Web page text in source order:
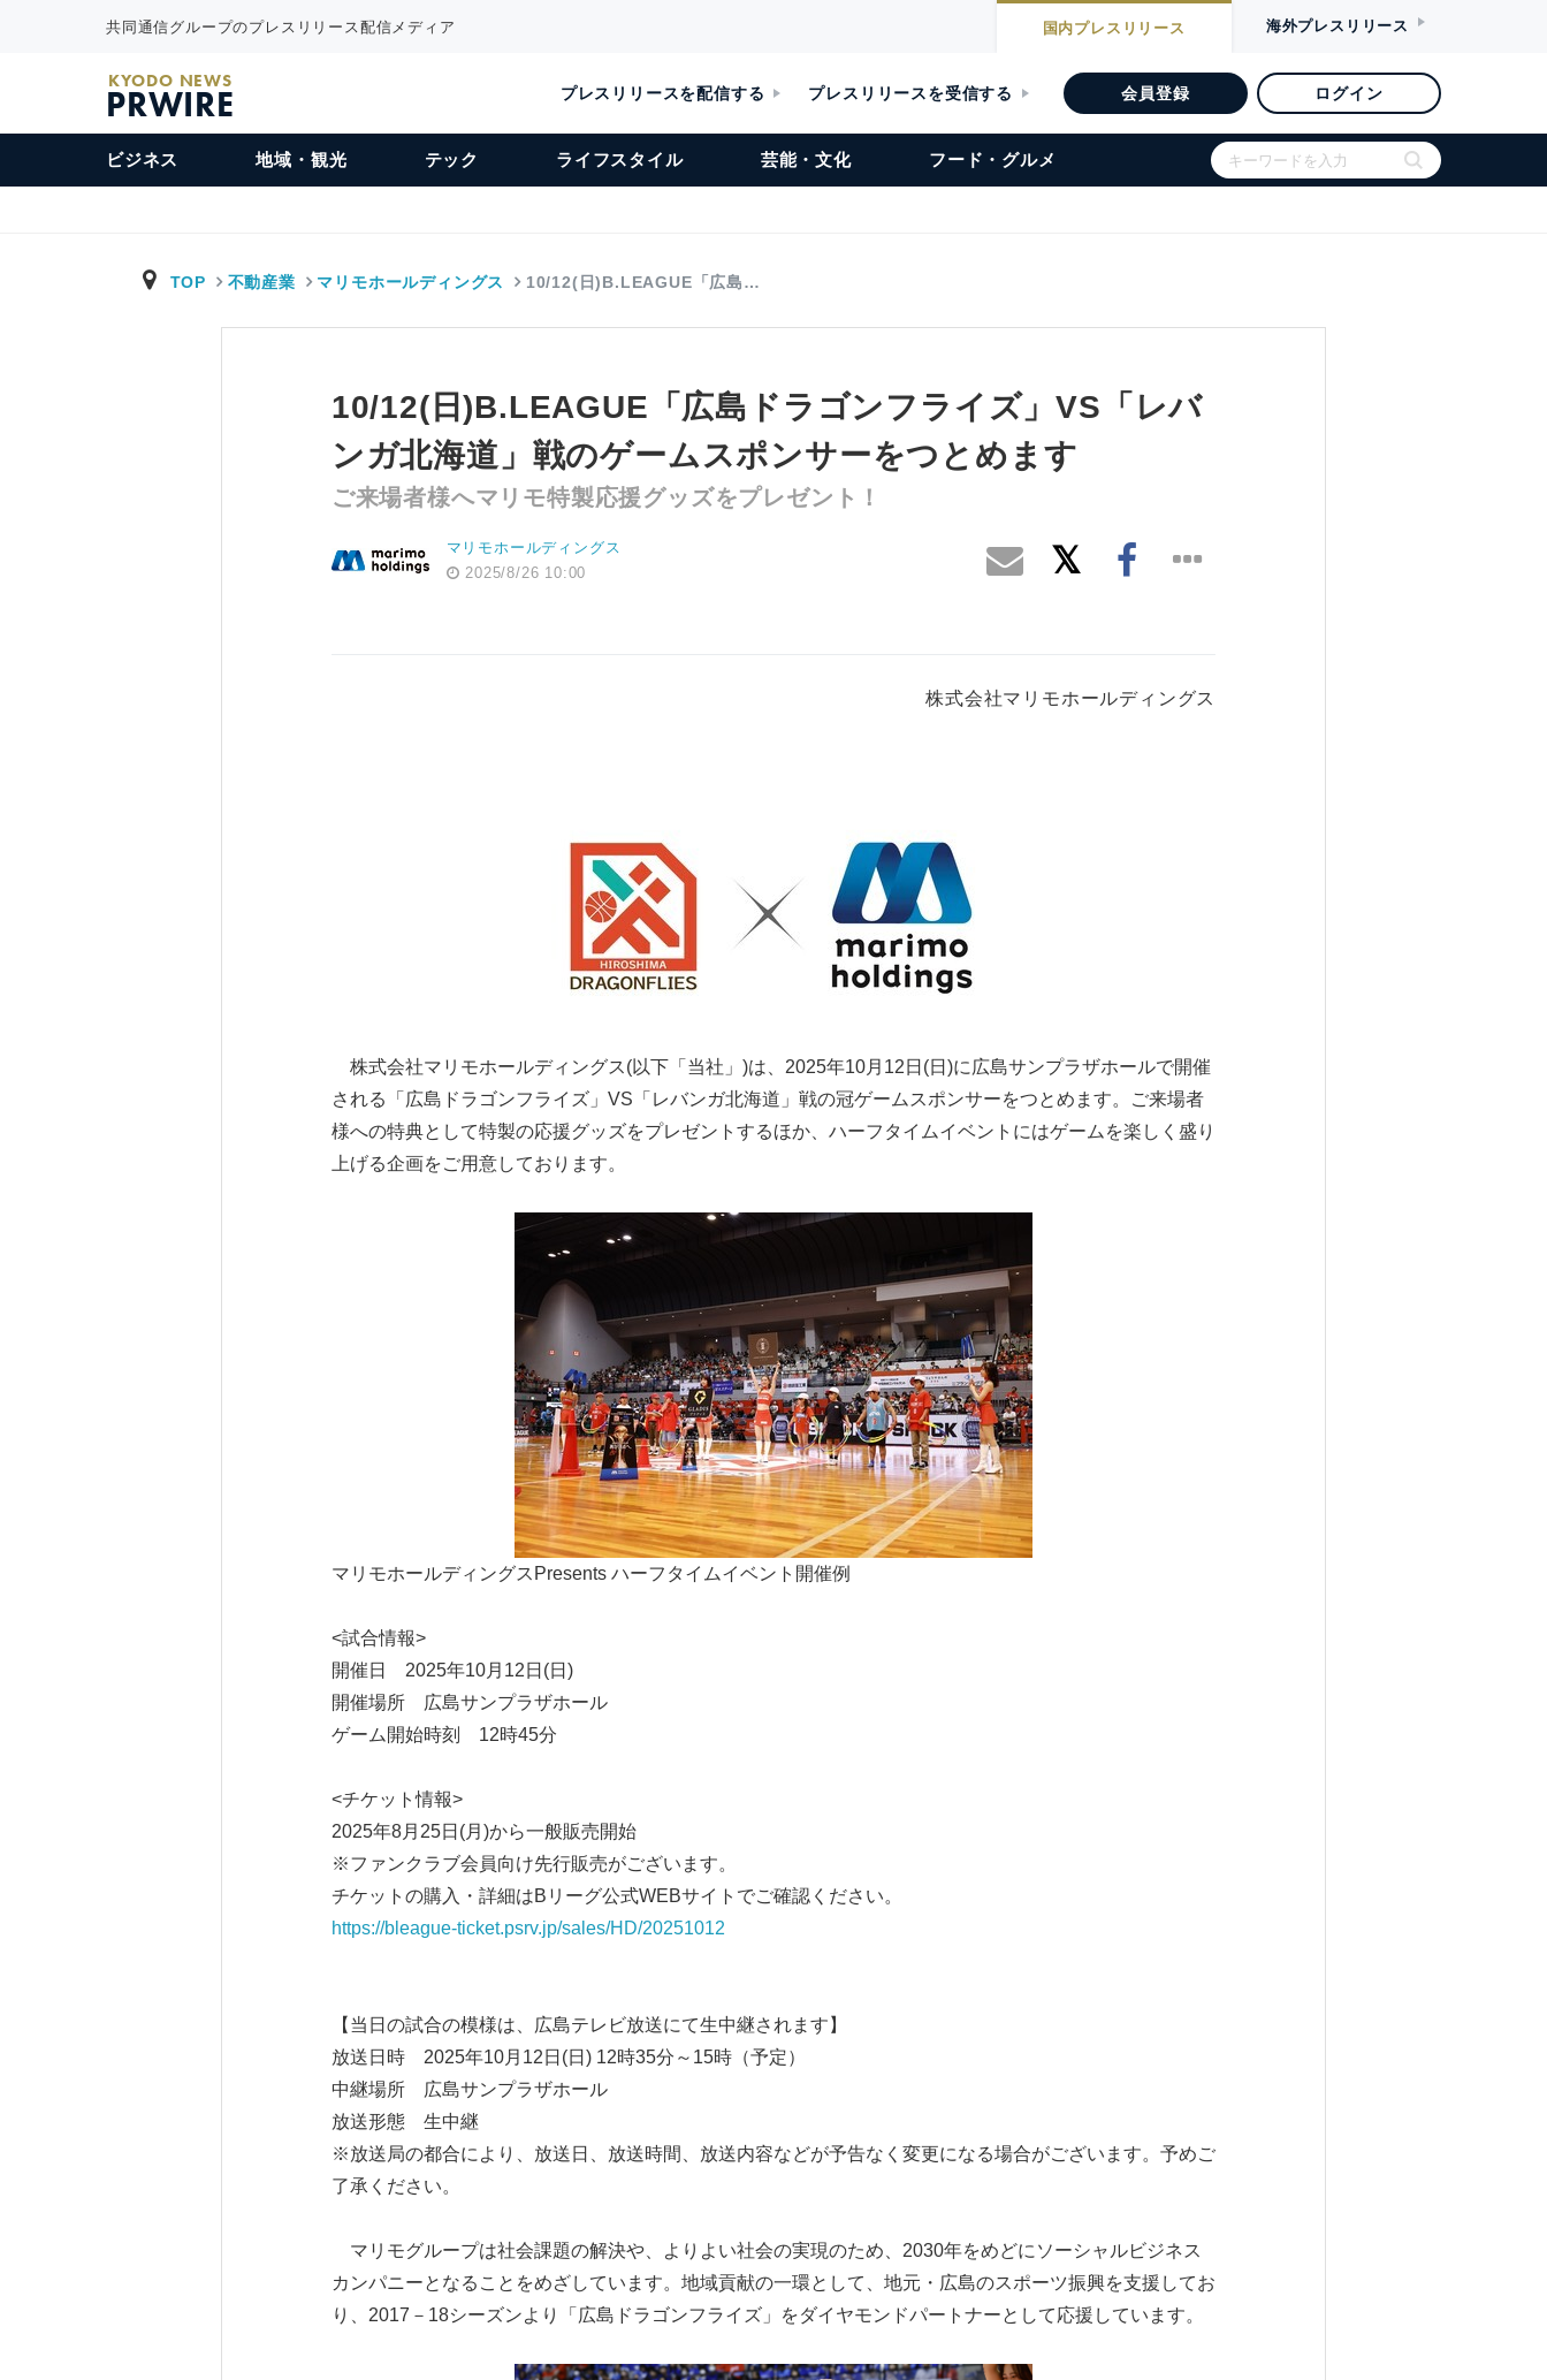
共同通信グループのプレスリリース配信メディア 国内プレスリリース 海外プレスリリース
KYODO NEWS
PRWIRE プレスリリースを配信する プレスリリースを受信する 会員登録 ログイン
ビジネス 地域・観光 テック ライフスタイル 芸能・文化 フード・グルメ
TOP 不動産業 マリモホールディングス 10/12(日)B.LEAGUE「広島…
10/12(日)B.LEAGUE「広島ドラゴンフライズ」VS「レバ
ンガ北海道」戦のゲームスポンサーをつとめます
ご来場者様へマリモ特製応援グッズをプレゼント！
マリモホールディングス
2025/8/26 10:00
株式会社マリモホールディングス
株式会社マリモホールディングス(以下「当社」)は、2025年10月12日(日)に広島サンプラザホールで開催
される「広島ドラゴンフライズ」VS「レバンガ北海道」戦の冠ゲームスポンサーをつとめます。ご来場者
様への特典として特製の応援グッズをプレゼントするほか、ハーフタイムイベントにはゲームを楽しく盛り
上げる企画をご用意しております。
マリモホールディングスPresents ハーフタイムイベント開催例
<試合情報>
開催日 2025年10月12日(日)
開催場所 広島サンプラザホール
ゲーム開始時刻 12時45分
<チケット情報>
2025年8月25日(月)から一般販売開始
※ファンクラブ会員向け先行販売がございます。
チケットの購入・詳細はBリーグ公式WEBサイトでご確認ください。
https://bleague-ticket.psrv.jp/sales/HD/20251012
【当日の試合の模様は、広島テレビ放送にて生中継されます】
放送日時 2025年10月12日(日) 12時35分～15時（予定）
中継場所 広島サンプラザホール
放送形態 生中継
※放送局の都合により、放送日、放送時間、放送内容などが予告なく変更になる場合がございます。予めご
了承ください。
マリモグループは社会課題の解決や、よりよい社会の実現のため、2030年をめどにソーシャルビジネス
カンパニーとなることをめざしています。地域貢献の一環として、地元・広島のスポーツ振興を支援してお
り、2017－18シーズンより「広島ドラゴンフライズ」をダイヤモンドパートナーとして応援しています。